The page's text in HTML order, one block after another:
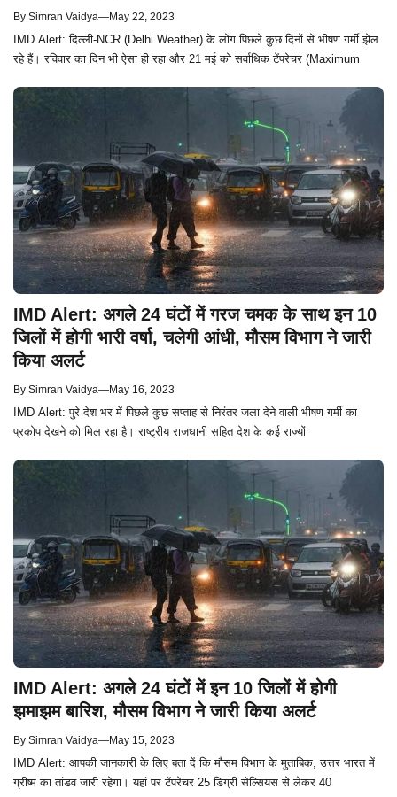
By Simran Vaidya—May 22, 2023
IMD Alert: दिल्ली-NCR (Delhi Weather) के लोग पिछले कुछ दिनों से भीषण गर्मी झेल
रहे हैं। रविवार का दिन भी ऐसा ही रहा और 21 मई को सर्वाधिक टेंपरेचर (Maximum
IMD Alert: अगले 24 घंटों में गरज चमक के साथ इन 10
जिलों में होगी भारी वर्षा, चलेगी आंधी, मौसम विभाग ने जारी
किया अलर्ट
By Simran Vaidya—May 16, 2023
IMD Alert: पुरे देश भर में पिछले कुछ सप्ताह से निरंतर जला देने वाली भीषण गर्मी का
प्रकोप देखने को मिल रहा है। राष्ट्रीय राजधानी सहित देश के कई राज्यों
IMD Alert: अगले 24 घंटों में इन 10 जिलों में होगी
झमाझम बारिश, मौसम विभाग ने जारी किया अलर्ट
By Simran Vaidya—May 15, 2023
IMD Alert: आपकी जानकारी के लिए बता दें कि मौसम विभाग के मुताबिक, उत्तर भारत में
ग्रीष्म का तांडव जारी रहेगा। यहां पर टेंपरेचर 25 डिग्री सेल्सियस से लेकर 40